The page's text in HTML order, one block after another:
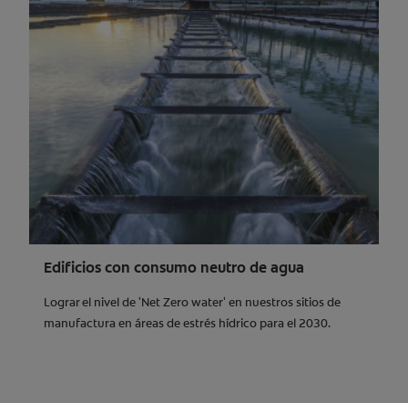
Edificios con consumo neutro de agua
Lograr el nivel de 'Net Zero water' en nuestros sitios de
manufactura en áreas de estrés hídrico para el 2030.